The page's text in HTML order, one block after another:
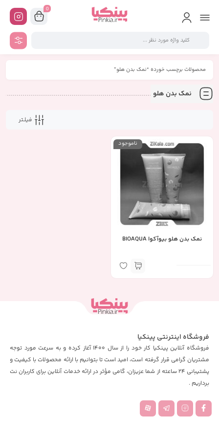
0
محصولات برچسب خورده “نمک بدن هلو”
نمک بدن هلو
فیلـتر
ناموجود
نمک بدن هلو بیوآکوا BIOAQUA
فروشگاه اینترنتی پینکیا
فروشگاه آنلاین پینکیا کار خود را از سال 1400 آغاز کرده و به سرعت مورد توجه
مشتریان گرامی قرار گرفته است، امید است تا بتوانیم با ارائه محصولات با کیفیت و
پشتیبانی 24 ساعته از شما عزیزان، گامی مؤثر در ارائه خدمات آنلاین برای کاربران نت
برداریم .